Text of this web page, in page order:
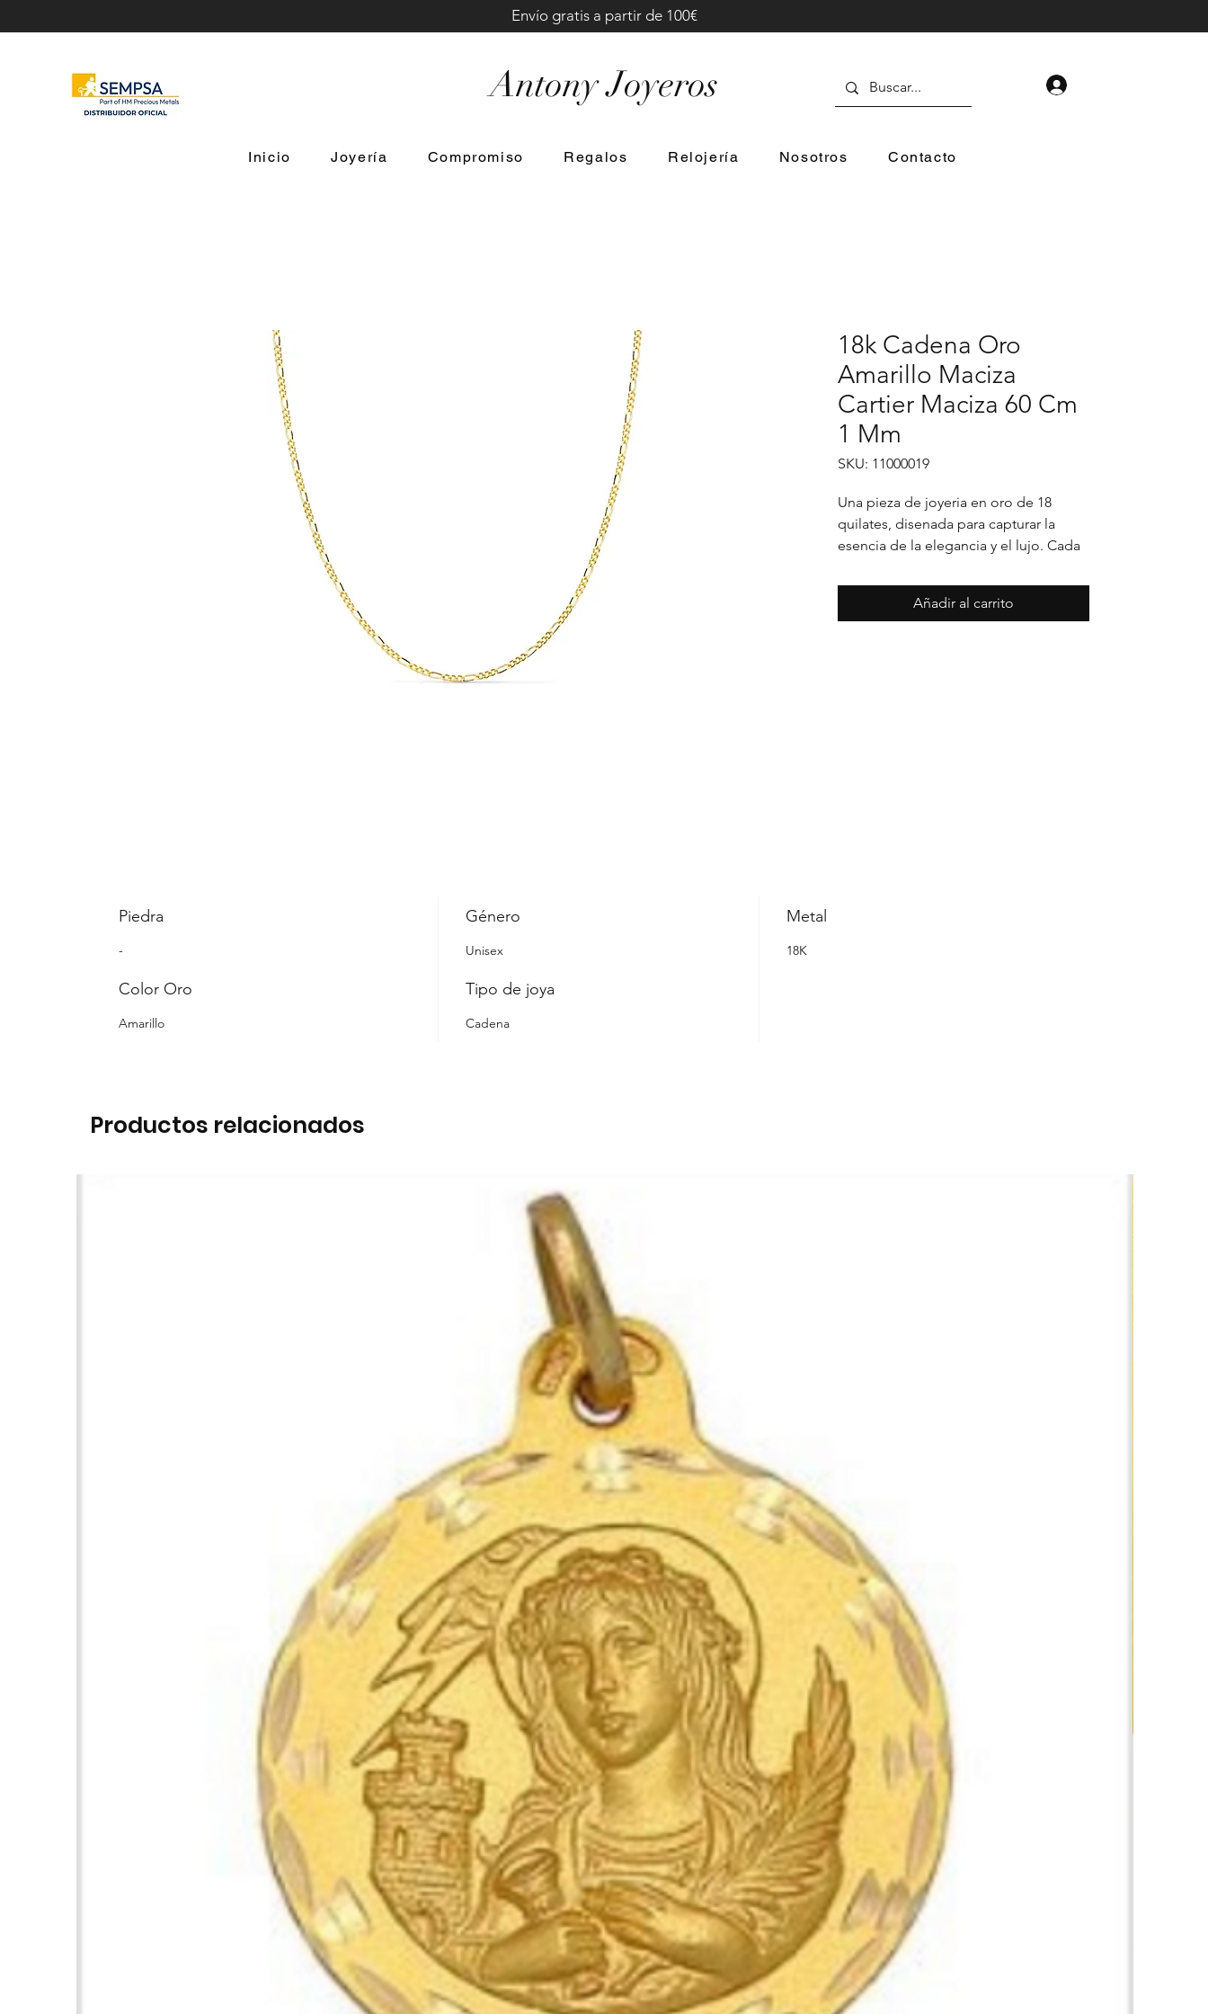
Antony Joyeros
Envío gratis a partir de 100€
Inicio Joyería Compromiso Regalos Relojería Nosotros Contacto
18k Cadena Oro
Amarillo Maciza
Cartier Maciza 60 Cm
1 Mm
SKU: 11000019
Una pieza de joyeria en oro de 18
quilates, disenada para capturar la
esencia de la elegancia y el lujo. Cada
unico, pensado para realzar cualquier
ocasion con distincion.
Añadir al carrito
Piedra
-
Género
Unisex
Metal
18K
Color Oro
Amarillo
Tipo de joya
Cadena
Productos relacionados